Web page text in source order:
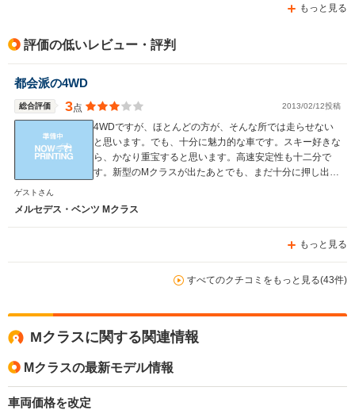
もっと見る
評価の低いレビュー・評判
都会派の4WD
総合評価 3点 2013/02/12投稿
4WDですが、ほとんどの方が、そんな所では走らせない
と思います。でも、十分に魅力的な車です。スキー好きな
ら、かなり重宝すると思います。高速安定性も十二分で
す。新型のMクラスが出たあとでも、まだ十分に押し出し
ゲストさん
メルセデス・ベンツ Mクラス
もっと見る
すべてのクチコミをもっと見る(43件)
Mクラスに関する関連情報
Mクラスの最新モデル情報
車両価格を改定